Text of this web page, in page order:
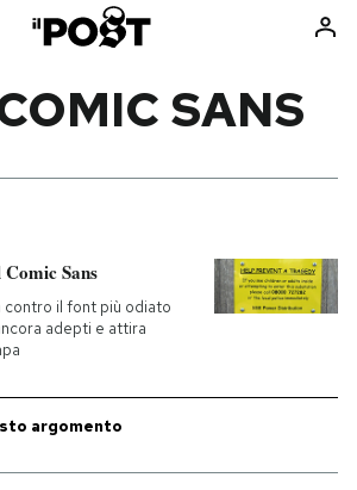
Consumismi
Storie/Idee
Ok Boomer!
Mondiali calcio 2026
SANS
Sans
contro il font più odiato
adepti e attira
argomento